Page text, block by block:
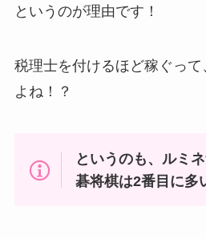
というのが理由です！
税理士を付けるほど稼ぐっ
よね！？
というのも、ルミ
碁将棋は2番目に多